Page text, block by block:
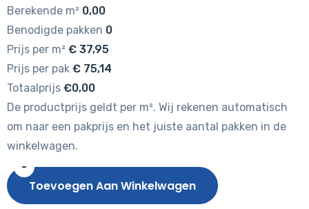
Berekende m² 0,00
Benodigde pakken 0
Prijs per m² € 37,95
Prijs per pak € 75,14
Totaalprijs €0,00
De productprijs geldt per m². Wij rekenen automatisch
om naar een pakprijs en het juiste aantal pakken in de
winkelwagen.
-
Gelasta
Vario
Toevoegen Aan Winkelwagen